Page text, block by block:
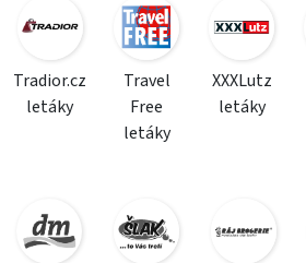
Tradior.cz
letáky
Travel
Free
letáky
XXXLutz
letáky